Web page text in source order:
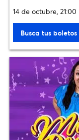
14 de octubre, 21:00
Busca tus boletos